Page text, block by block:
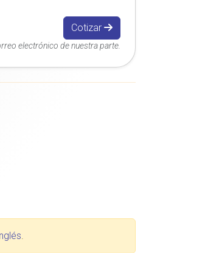
Cotizar
electrónico de nuestra parte.
.